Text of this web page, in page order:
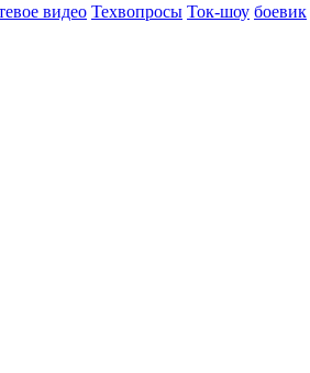
видео Техвопросы Ток-шоу боевик